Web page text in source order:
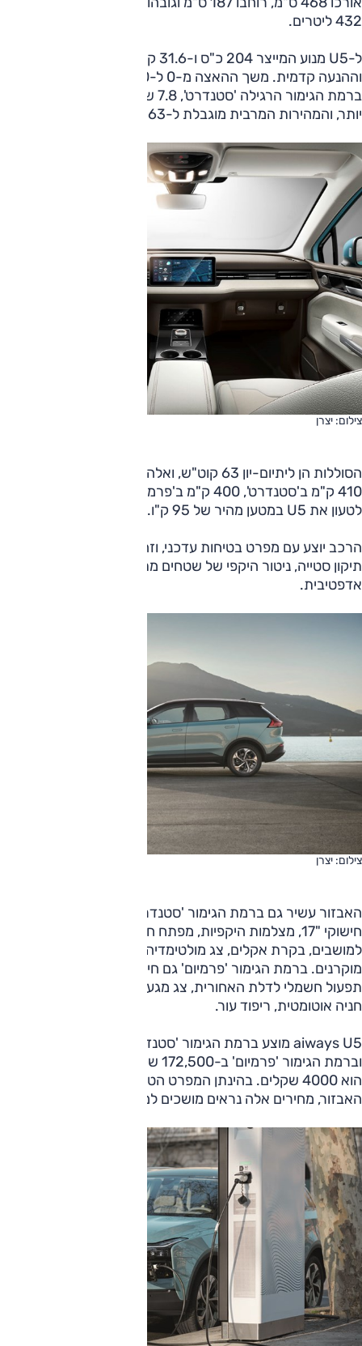
432 ליטרים.
ל-U5 מנוע המייצר 204 כ"ס ו-31.6 קג"מ, יש לו הילוך יחיד
ברמת הגימור הרגילה 'סטנדרט', 7.8 שניות ב'פרמיום' הכבדה
יותר, והמהירות המרבית מוגבלת ל-163 קמ"ש.
צילום: יצרן
הסוללות הן ליתיום-יון 63 קוט"ש, ואלה מעניקות לרכב טווח של
לטעון את U5 במטען מהיר של 95 ק"ו.
הרכב יוצע עם מפרט בטיחות עדכני, וזה כולל בלימה אוטונומית,
תיקון סטייה, ניטור היקפי של שטחים מתים, בקרת שיוט
אדפטיבית.
צילום: יצרן
האבזור עשיר גם ברמת הגימור 'סטנדרט', הכוללת תאורת לד,
חישוקי "17, מצלמות היקפיות, מפתח חכם, תפעול חשמלי
תפעול חשמלי לדלת האחורית, צג מגע נפרד לבקרת האקלים,
חניה אוטומטית, ריפוד עור.
וברמת הגימור 'פרמיום' ב-172,500 שקלים; מחיר צבע שונה לגג
הוא 4000 שקלים. בהינתן המפרט הטכני, הממדים ורמת
האבזור, מחירים אלה נראים מושכים למדי.